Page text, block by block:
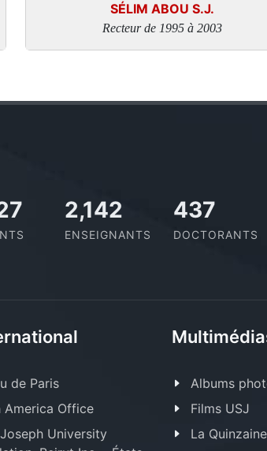
SÉLIM ABOU S.J.
Recteur de 1995 à 2003
2,142
ENSEIGNANTS
437
DOCTORANTS
de Paris
America Office
University
Albums
Films USJ
La Quinzaine